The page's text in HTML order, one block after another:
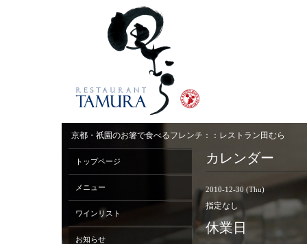
京都・祇園のお箸で食べるフレンチ：：レストラン田むら
カレンダー
2010-12-30 (Thu)
指定なし
休業日
トップページ
メニュー
ワインリスト
お知らせ